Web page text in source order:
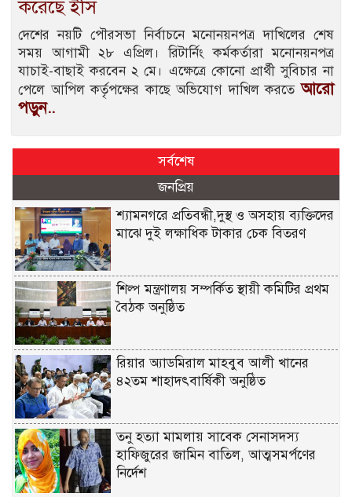
করেছে ইসি
দেশের নয়টি পৌরসভা নির্বাচনে মনোনয়নপত্র দাখিলের শেষ
সময় আগামী ২৮ এপ্রিল। রিটার্নিং কর্মকর্তারা মনোনয়নপত্র
যাচাই-বাছাই করবেন ২ মে। এক্ষেত্রে কোনো প্রার্থী সুবিচার না
পেলে আপিল কর্তৃপক্ষের কাছে অভিযোগ দাখিল করতেআরো
পড়ুন..
সর্বশেষ
জনপ্রিয়
শ্যামনগরে প্রতিবন্ধী,দুস্থ ও অসহায় ব্যক্তিদের
মাঝে দুই লক্ষাধিক টাকার চেক বিতরণ
শিল্প মন্ত্রণালয় সম্পর্কিত স্থায়ী কমিটির প্রথম
বৈঠক অনুষ্ঠিত
রিয়ার অ্যাডমিরাল মাহবুব আলী খানের
৪২তম শাহাদৎবার্ষিকী অনুষ্ঠিত
তনু হত্যা মামলায় সাবেক সেনাসদস্য
হাফিজুরের জামিন বাতিল, আত্মসমর্পণের
নির্দেশ